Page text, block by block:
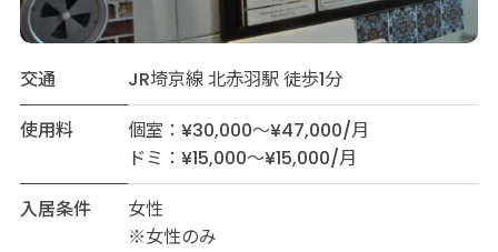
交通
JR埼京線 北赤羽駅 徒歩1分
使用料
個室：¥30,000～¥47,000/月
ドミ：¥15,000～¥15,000/月
入居条件
女性
※女性のみ